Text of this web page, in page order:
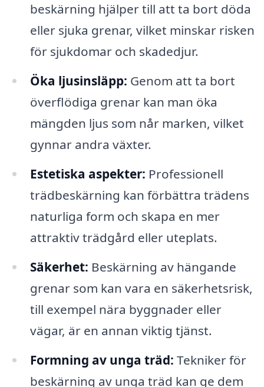
beskärning hjälper till att ta bort döda
eller sjuka grenar, vilket minskar risken
för sjukdomar och skadedjur.
Öka ljusinsläpp: Genom att ta bort
överflödiga grenar kan man öka
mängden ljus som når marken, vilket
gynnar andra växter.
Estetiska aspekter: Professionell
trädbeskärning kan förbättra trädens
naturliga form och skapa en mer
attraktiv trädgård eller uteplats.
Säkerhet: Beskärning av hängande
grenar som kan vara en säkerhetsrisk,
till exempel nära byggnader eller
vägar, är en annan viktig tjänst.
Formning av unga träd: Tekniker för
beskärning av unga träd kan ge dem